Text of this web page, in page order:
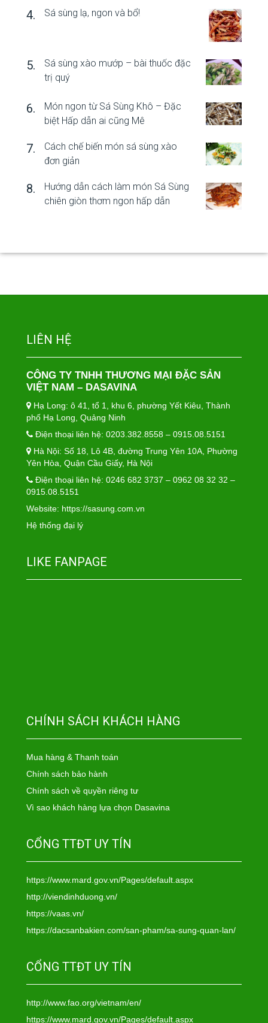
Sá sùng lạ, ngon và bổ!
Sá sùng xào mướp – bài thuốc đặc
trị quý
Món ngon từ Sá Sùng Khô – Đặc
biệt Hấp dẫn ai cũng Mê
Cách chế biến món sá sùng xào
đơn giản
Hướng dẫn cách làm món Sá Sùng
chiên giòn thơm ngon hấp dẫn
LIÊN HỆ
CÔNG TY TNHH THƯƠNG MẠI ĐẶC SẢN
VIỆT NAM – DASAVINA
Hạ Long: ô 41, tổ 1, khu 6, phường Yết Kiêu, Thành
phố Hạ Long, Quảng Ninh
Điện thoại liên hệ: 0203.382.8558 – 0915.08.5151
Hà Nội: Số 18, Lô 4B, đường Trung Yên 10A, Phường
Yên Hòa, Quận Cầu Giấy, Hà Nội
Điện thoại liên hệ: 0246 682 3737 – 0962 08 32 32 –
0915.08.5151
Website: https://sasung.com.vn
Hệ thống đại lý
LIKE FANPAGE
CHÍNH SÁCH KHÁCH HÀNG
Mua hàng & Thanh toán
Chính sách bảo hành
Chính sách về quyền riêng tư
Vì sao khách hàng lựa chọn Dasavina
CỔNG TTĐT UY TÍN
https://www.mard.gov.vn/Pages/default.aspx
http://viendinhduong.vn/
https://vaas.vn/
https://dacsanbakien.com/san-pham/sa-sung-quan-lan/
CỔNG TTĐT UY TÍN
http://www.fao.org/vietnam/en/
https://www.mard.gov.vn/Pages/default.aspx